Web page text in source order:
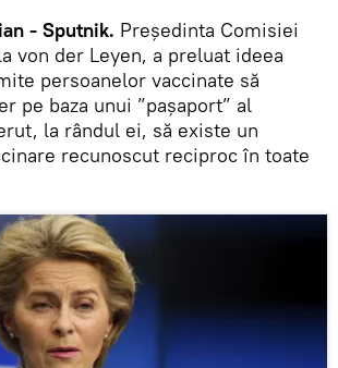
- Sputnik. Președinta Comisiei
von der Leyen, a preluat ideea
persoanelor vaccinate să
pe baza unui ”pașaport” al
la rândul ei, să existe un
recunoscut reciproc în toate